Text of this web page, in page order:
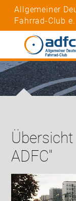
Allgemeiner
Fahrrad-Club e.
ADFC"